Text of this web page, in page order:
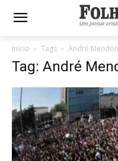
Início Tags André
Tag: André